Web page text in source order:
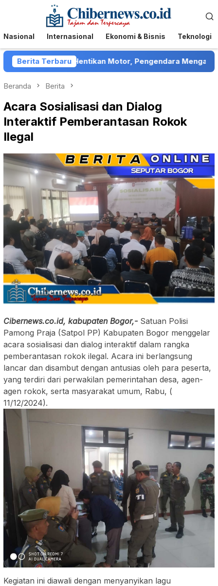
Menu
Mobile
Nasional Internasional Ekonomi & Bisnis Teknologi
Berita Terbaru
Hentikan Motor, Pengendara Mengaku
Beranda Berita
Acara Sosialisasi dan Dialog
Interaktif Pemberantasan Rokok
Ilegal
Cibernews.co.id, kabupaten Bogor,- Satuan Polisi
Pamong Praja (Satpol PP) Kabupaten Bogor menggelar
acara sosialisasi dan dialog interaktif dalam rangka
pemberantasan rokok ilegal. Acara ini berlangsung
lancar dan disambut dengan antusias oleh para peserta,
yang terdiri dari perwakilan pemerintahan desa, agen-
agen rokok, serta masyarakat umum, Rabu, (
11/12/2024).
Kegiatan ini diawali dengan menyanyikan lagu